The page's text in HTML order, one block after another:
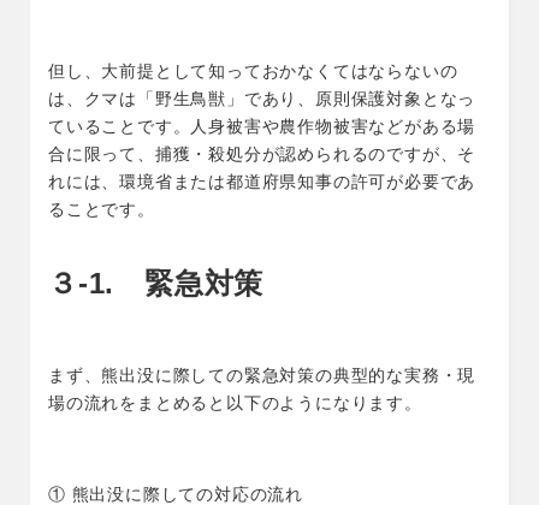
但し、大前提として知っておかなくてはならないの
は、クマは「野生鳥獣」であり、原則保護対象となっ
ていることです。人身被害や農作物被害などがある場
合に限って、捕獲・殺処分が認められるのですが、そ
れには、環境省または都道府県知事の許可が必要であ
ることです。
３-1. 緊急対策
まず、熊出没に際しての緊急対策の典型的な実務・現
場の流れをまとめると以下のようになります。
① 熊出没に際しての対応の流れ